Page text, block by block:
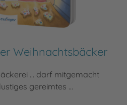
Weihnachtsbäcker
... darf mitgemacht
gereimtes ...